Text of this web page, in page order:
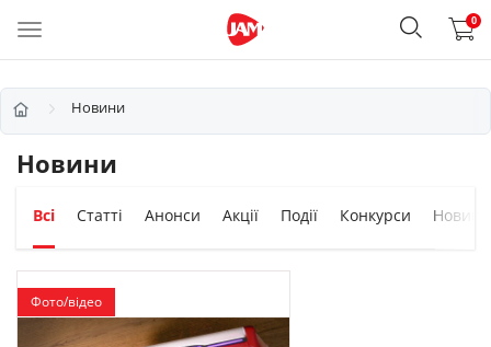
0
Новини
Новини
Всі Статті Анонси Акції Події Конкурси
Фото/відео